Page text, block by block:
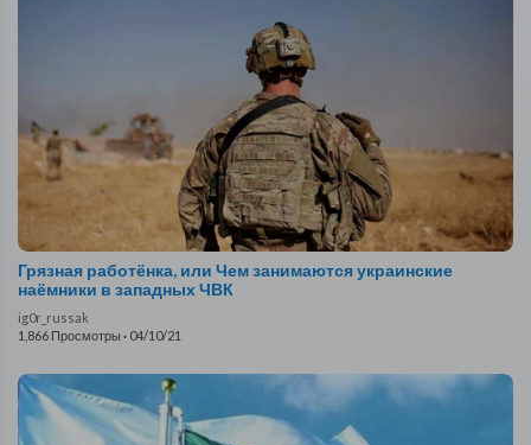
Грязная работёнка, или Чем занимаются украинские
наёмники в западных ЧВК
ig0r_russak
1,866 Просмотры · 04/10/21